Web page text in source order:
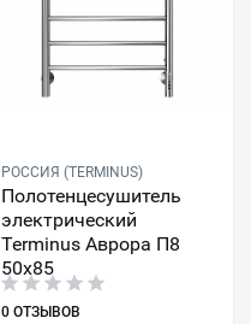
РОССИЯ (TERMINUS)
Полотенцесушитель
электрический
Terminus Аврора П8
50х85
0 ОТЗЫВОВ